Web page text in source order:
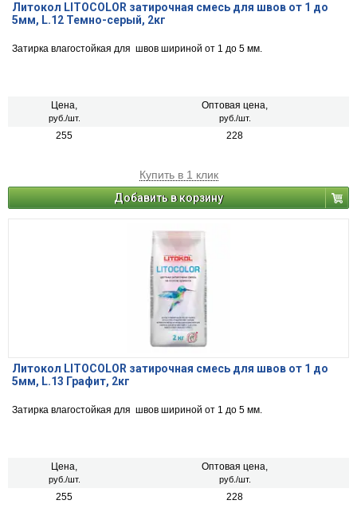
Литокол LITOCOLOR затирочная смесь для швов от 1 до
5мм, L.12 Темно-серый, 2кг
Затирка влагостойкая для швов шириной от 1 до 5 мм.
Цена,
руб./шт.
Оптовая цена,
руб./шт.
255 228
Купить в 1 клик
Добавить в корзину
Литокол LITOCOLOR затирочная смесь для швов от 1 до
5мм, L.13 Графит, 2кг
Затирка влагостойкая для швов шириной от 1 до 5 мм.
Цена,
руб./шт.
Оптовая цена,
руб./шт.
255 228